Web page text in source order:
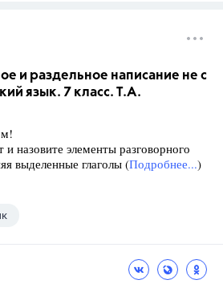
и раздельное написание не с
язык. 7 класс. Т.А.
и назовите элементы разговорного
выделенные глаголы (Подробнее...)